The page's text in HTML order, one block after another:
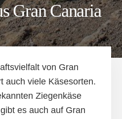
Gran Canaria
von Gran
auch viele Käsesorten.
Ziegenkäse
es auch auf Gran